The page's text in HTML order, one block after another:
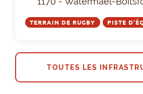
TERRAIN DE RUGBY PISTE
TOUTES LES